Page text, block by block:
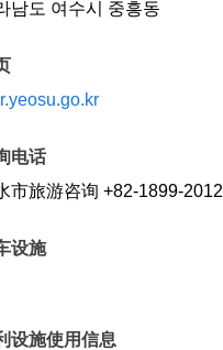
남도 여수시 중흥동
电话
市旅游咨询 +82-1899-2012
设施
设施使用信息